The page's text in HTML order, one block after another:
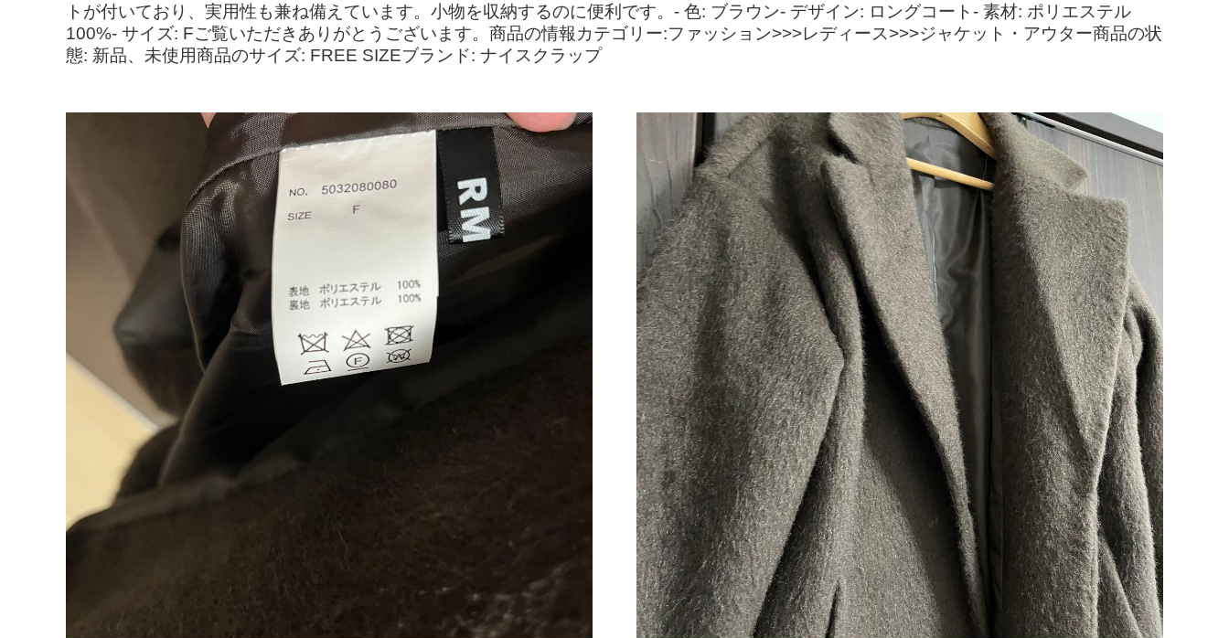
トが付いており、実用性も兼ね備えています。小物を収納するのに便利です。- 色: ブラウン- デザイン: ロングコート- 素材: ポリエステル
100%- サイズ: Fご覧いただきありがとうございます。商品の情報カテゴリー:ファッション>>>レディース>>>ジャケット・アウター商品の状
態: 新品、未使用商品のサイズ: FREE SIZEブランド: ナイスクラップ